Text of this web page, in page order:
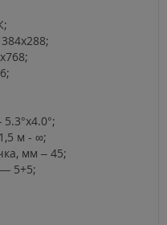
м - ∞;
мм – 45;
5+5;